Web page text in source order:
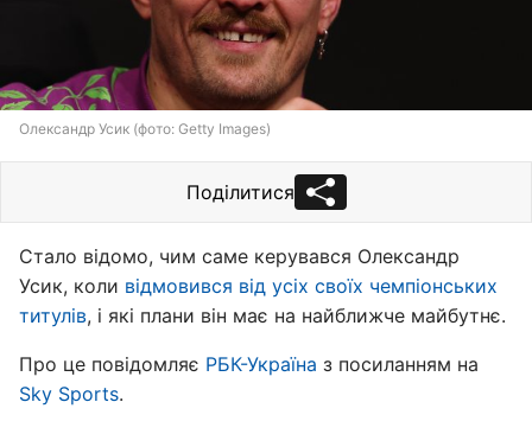
Олександр Усик (фото: Getty Images)
Поділитися
Стало відомо, чим саме керувався Олександр
Усик, коли відмовився від усіх своїх чемпіонських
титулів, і які плани він має на найближче майбутнє.
Про це повідомляє РБК-Україна з посиланням на
Sky Sports.